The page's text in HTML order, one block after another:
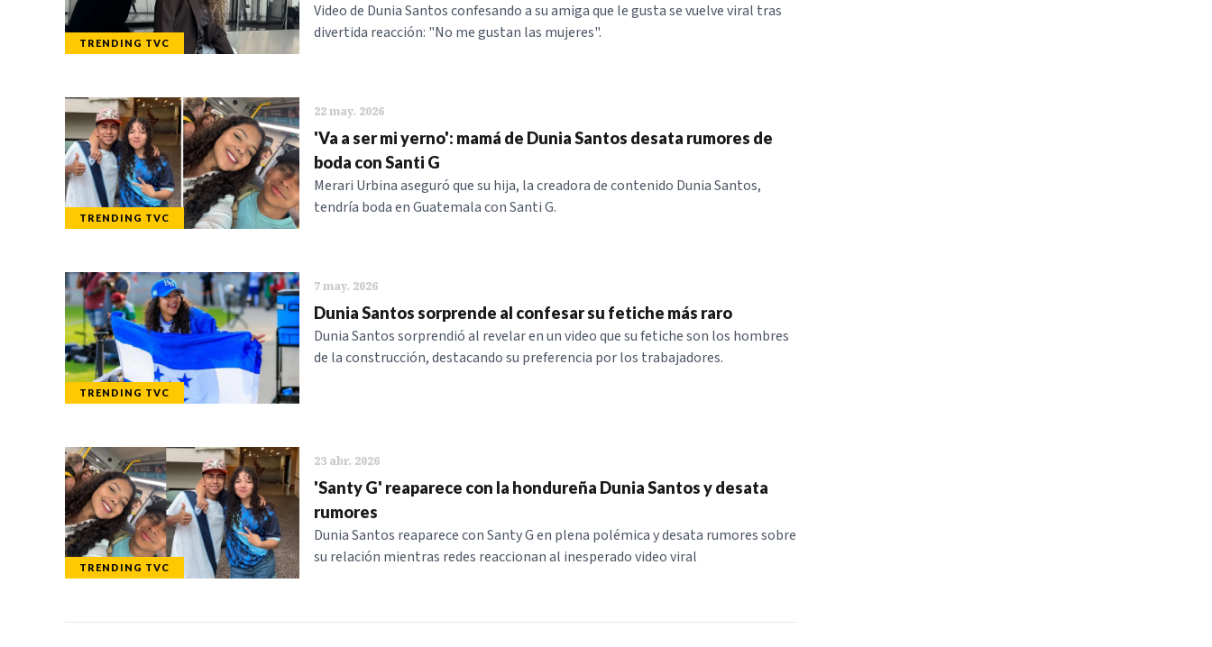
TRENDING TVC
Video de Dunia Santos confesando a su amiga que le gusta se vuelve viral tras
divertida reacción: "No me gustan las mujeres".
TRENDING TVC
22 may. 2026
'Va a ser mi yerno': mamá de Dunia Santos desata rumores de
boda con Santi G
Merari Urbina aseguró que su hija, la creadora de contenido Dunia Santos,
tendría boda en Guatemala con Santi G.
TRENDING TVC
7 may. 2026
Dunia Santos sorprende al confesar su fetiche más raro
Dunia Santos sorprendió al revelar en un video que su fetiche son los hombres
de la construcción, destacando su preferencia por los trabajadores.
TRENDING TVC
23 abr. 2026
'Santy G' reaparece con la hondureña Dunia Santos y desata
rumores
Dunia Santos reaparece con Santy G en plena polémica y desata rumores sobre
su relación mientras redes reaccionan al inesperado video viral